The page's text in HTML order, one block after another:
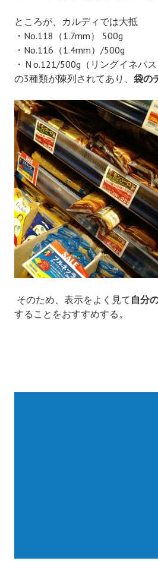
ところが、カルディでは大抵
・No.118（1.7mm） 500g
・No.116（1.4mm）/500g
・Ｎo.121/500g（リングイネパス
の3種類が陳列されてあり、 袋の
そのため、表示をよく見て 自分
することをおすすめする。